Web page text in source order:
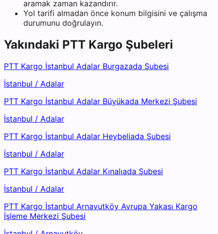
aramak zaman kazandırır.
Yol tarifi almadan önce konum bilgisini ve çalışma
durumunu doğrulayın.
Yakındaki PTT Kargo Şubeleri
PTT Kargo İstanbul Adalar Burgazada Şubesi
İstanbul / Adalar
PTT Kargo İstanbul Adalar Büyükada Merkezi Şubesi
İstanbul / Adalar
PTT Kargo İstanbul Adalar Heybeliada Şubesi
İstanbul / Adalar
PTT Kargo İstanbul Adalar Kınalıada Şubesi
İstanbul / Adalar
PTT Kargo İstanbul Arnavutköy Avrupa Yakası Kargo
İşleme Merkezi Şubesi